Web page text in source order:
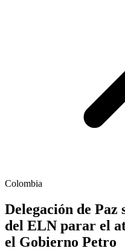
Colombia
Delegación de
del ELN parar el
el Gobierno Petro